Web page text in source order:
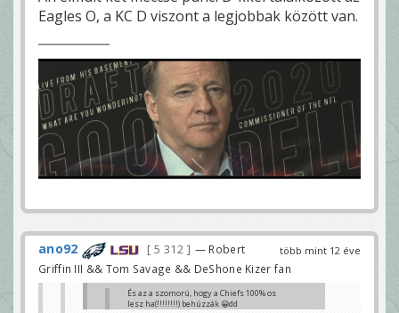
Eagles O, a KC D viszont a legjobbak között van.
több mint 12 éve
ano92 5 312
— Robert
Griffin III && Tom Savage && DeShone Kizer fan
És az a szomorú, hogy a Chiefs 100% os
lesz ha(!!!!!!!!) behúzzák 😀dd